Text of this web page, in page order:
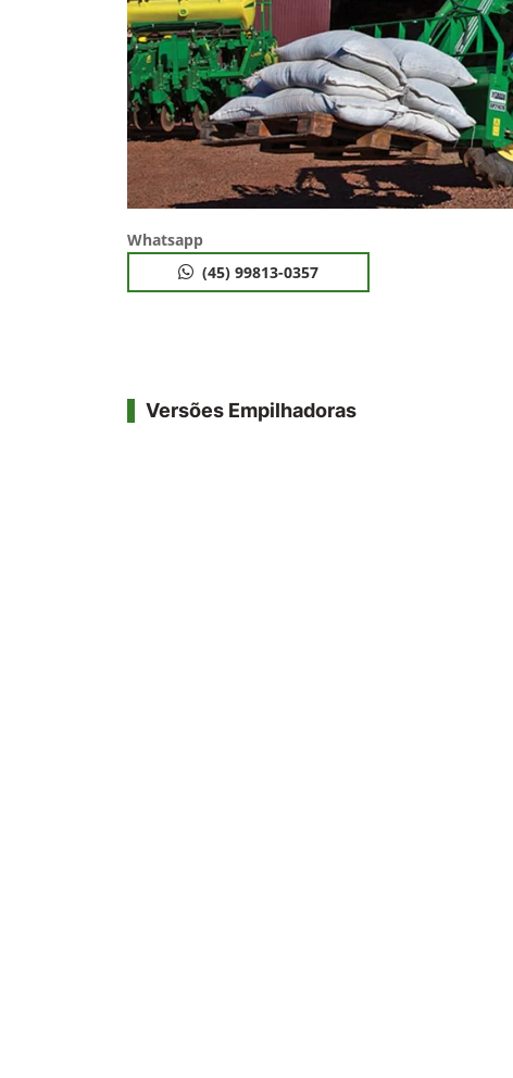
Whatsapp
(45) 99813-0357
Versões Empilhadoras